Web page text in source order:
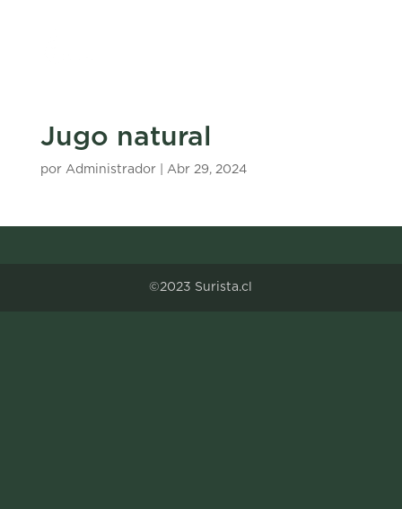
Jugo natural
por Administrador| Abr 29, 2024
©2023 Surista.cl